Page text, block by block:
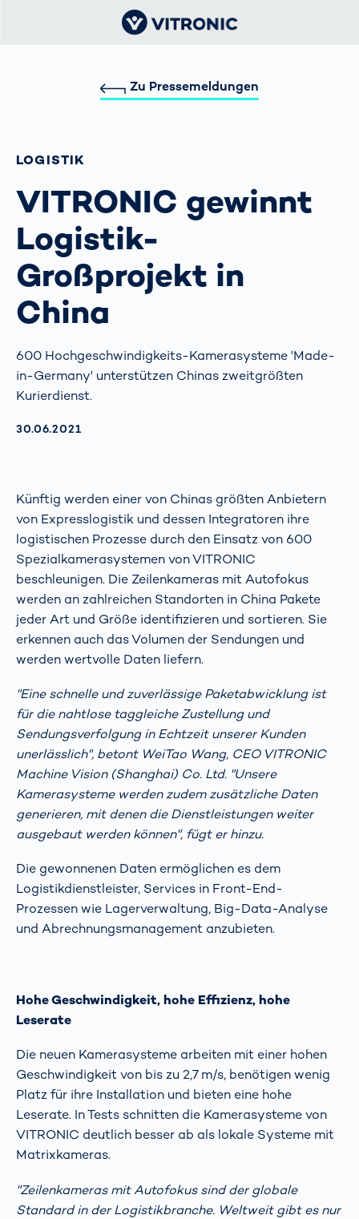
Zu Pressemeldungen
LOGISTIK
VITRONIC gewinnt
Logistik-
Großprojekt in
China
600 Hochgeschwindigkeits-Kamerasysteme 'Made-
in-Germany' unterstützen Chinas zweitgrößten
Kurierdienst.
AKTUALISIERT AM:
30.06.2021
Künftig werden einer von Chinas größten Anbietern
von Expresslogistik und dessen Integratoren ihre
logistischen Prozesse durch den Einsatz von 600
Spezialkamerasystemen von VITRONIC
beschleunigen. Die Zeilenkameras mit Autofokus
werden an zahlreichen Standorten in China Pakete
jeder Art und Größe identifizieren und sortieren. Sie
erkennen auch das Volumen der Sendungen und
werden wertvolle Daten liefern.
"Eine schnelle und zuverlässige Paketabwicklung ist
für die nahtlose taggleiche Zustellung und
Sendungsverfolgung in Echtzeit unserer Kunden
unerlässlich", betont WeiTao Wang, CEO VITRONIC
Machine Vision (Shanghai) Co. Ltd. "Unsere
Kamerasysteme werden zudem zusätzliche Daten
generieren, mit denen die Dienstleistungen weiter
ausgebaut werden können", fügt er hinzu.
Die gewonnenen Daten ermöglichen es dem
Logistikdienstleister, Services in Front-End-
Prozessen wie Lagerverwaltung, Big-Data-Analyse
und Abrechnungsmanagement anzubieten.
Hohe Geschwindigkeit, hohe Effizienz, hohe
Leserate
Die neuen Kamerasysteme arbeiten mit einer hohen
Geschwindigkeit von bis zu 2,7 m/s, benötigen wenig
Platz für ihre Installation und bieten eine hohe
Leserate. In Tests schnitten die Kamerasysteme von
VITRONIC deutlich besser ab als lokale Systeme mit
Matrixkameras.
"Zeilenkameras mit Autofokus sind der globale
Standard in der Logistikbranche. Weltweit gibt es nur